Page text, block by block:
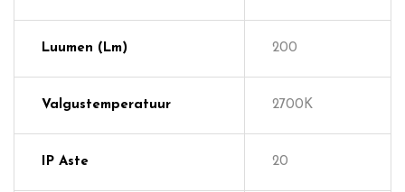
Luumen (lm) 200
Valgustemperatuur 2700K
IP Aste 20